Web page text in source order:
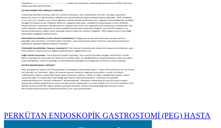
PERKÜTAN ENDOSKOPİK GASTROSTOMİ (PEG) HASTA